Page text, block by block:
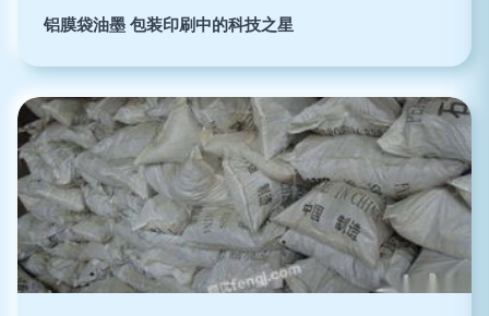
铝膜袋油墨 包装印刷中的科技之星